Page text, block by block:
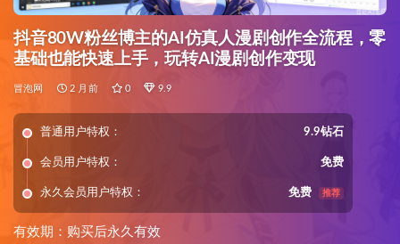
抖音80W粉丝博主的AI仿真人漫剧创作全流程，零
基础也能快速上手，玩转AI漫剧创作变现
冒泡网 2 月前 0 9.9
普通用户特权： 9.9钻石
会员用户特权： 免费
永久会员用户特权： 免费 推荐
有效期：购买后永久有效